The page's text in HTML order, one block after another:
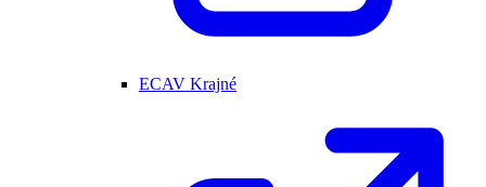
ECAV Krajné